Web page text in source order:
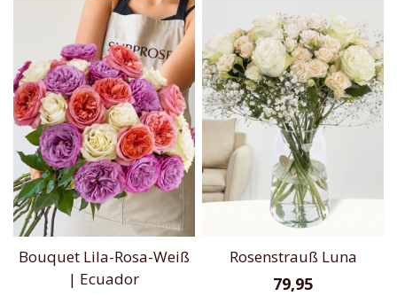
Bouquet Lila-Rosa-Weiß
| Ecuador
Rosenstrauß Luna
79,95